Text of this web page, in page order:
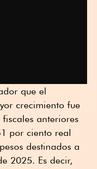
que el
crecimiento fue
anteriores
por ciento real
destinados a
2025. Es decir,